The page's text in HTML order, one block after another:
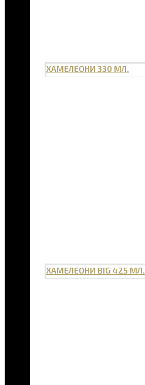
ХАМЕЛЕОНИ 330 МЛ.
ХАМЕЛЕОНИ BIG 425 МЛ.